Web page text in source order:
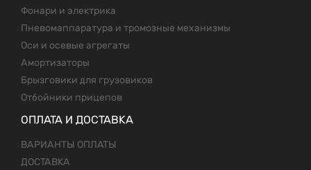
Фонари и электрика
Пневомаппаратура и тромозные механизмы
Оси и осевые агрегаты
Амортизаторы
Брызговики для грузовиков
Отбойники прицепов
ОПЛАТА И ДОСТАВКА
ВАРИАНТЫ ОПЛАТЫ
ДОСТАВКА